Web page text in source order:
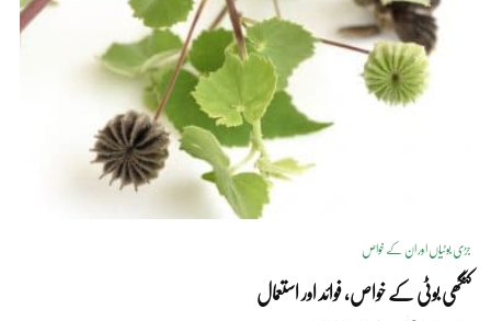
جڑی بوٹیاں اور ان کے خواص
کنگھی بوٹی کے خواص، فوائد اور استعمال